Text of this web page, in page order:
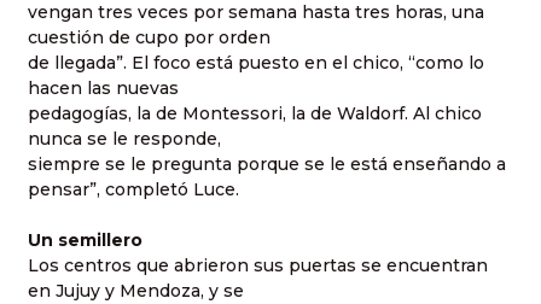
vengan tres veces por semana hasta tres horas, una
cuestión de cupo por orden
de llegada”. El foco está puesto en el chico, “como lo
hacen las nuevas
pedagogías, la de Montessori, la de Waldorf. Al chico
nunca se le responde,
siempre se le pregunta porque se le está enseñando a
pensar”, completó Luce.
Un semillero
Los centros que abrieron sus puertas se encuentran
en Jujuy y Mendoza, y se